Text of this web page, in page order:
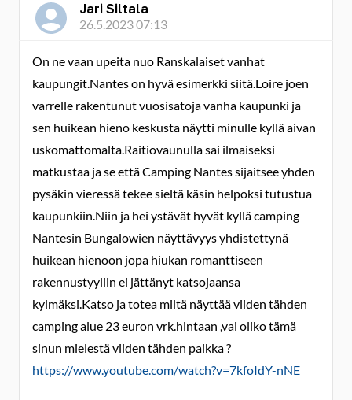
Jari Siltala
26.5.2023 07:13
On ne vaan upeita nuo Ranskalaiset vanhat
kaupungit.Nantes on hyvä esimerkki siitä.Loire joen
varrelle rakentunut vuosisatoja vanha kaupunki ja
sen huikean hieno keskusta näytti minulle kyllä aivan
uskomattomalta.Raitiovaunulla sai ilmaiseksi
matkustaa ja se että Camping Nantes sijaitsee yhden
pysäkin vieressä tekee sieltä käsin helpoksi tutustua
kaupunkiin.Niin ja hei ystävät hyvät kyllä camping
Nantesin Bungalowien näyttävyys yhdistettynä
huikean hienoon jopa hiukan romanttiseen
rakennustyyliin ei jättänyt katsojaansa
kylmäksi.Katso ja totea miltä näyttää viiden tähden
camping alue 23 euron vrk.hintaan ,vai oliko tämä
sinun mielestä viiden tähden paikka ?
https://www.youtube.com/watch?v=7kfoIdY-nNE